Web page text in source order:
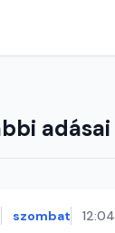
adásai
szombat 12:04